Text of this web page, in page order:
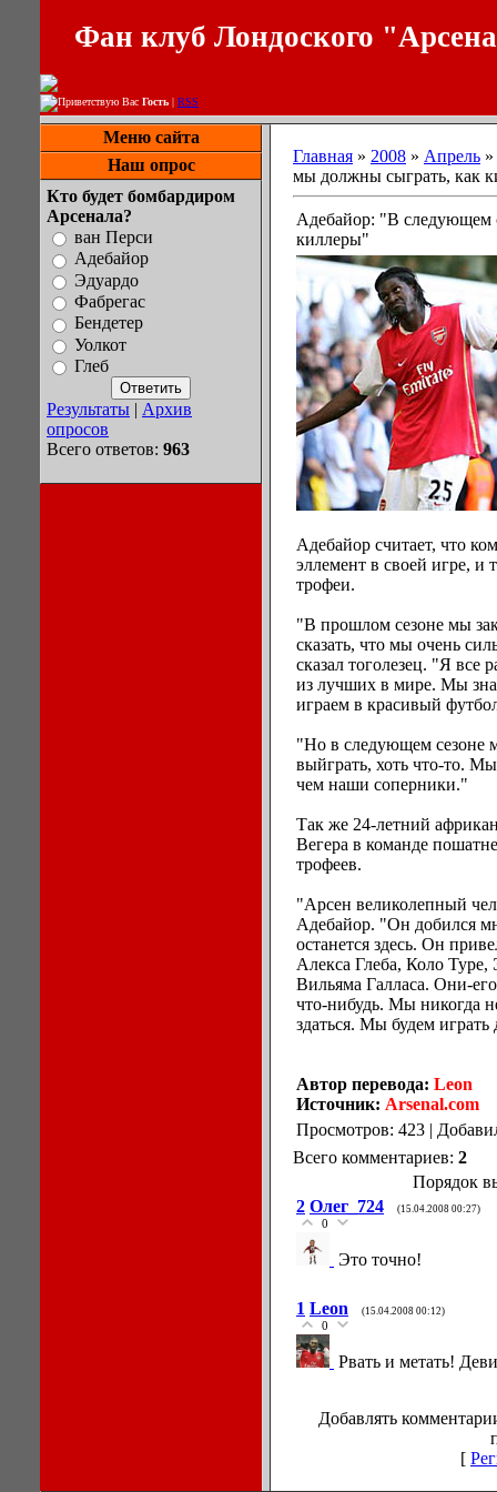
Фан клуб Лондоского
Приветствую Вас Гость | RSS
Меню сайта
Наш опрос
Кто будет бомбардиром
Арсенала?
ван Перси
Адебайор
Эдуардо
Фабрегас
Бендетер
Уолкот
Глеб
Результаты | Архив
опросов
Всего ответов: 963
Главная » 2008 » Апрель »
мы должны сыграть, как
Адебайор: "В следующем
киллеры"
Адебайор считает, что
эллемент в своей игре, и
трофеи.
"В прошлом сезоне мы
сказать, что мы очень
сказал тоголезец. "Я все
из лучших в мире. Мы
играем в красивый
"Но в следующем сезоне
выйграть, хоть что-то.
чем наши соперники."
Так же 24-летний
Вегера в команде
трофеев.
"Арсен великолепный
Адебайор. "Он добился
останется здесь. Он
Алекса Глеба, Коло
Вильяма Галласа. Они-
что-нибудь. Мы никогда
здаться. Мы будем играть
Автор перевода: Leon
Источник: Arsenal.com
Просмотров: 423 |
Всего комментариев: 2
Порядок
2 Олег_724 (15.04.2008 00:27)
0
Это точно!
1 Leon (15.04.2008 00:12)
0
Рвать и метать!
Добавлять
[